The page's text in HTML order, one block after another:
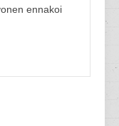
ennakoi